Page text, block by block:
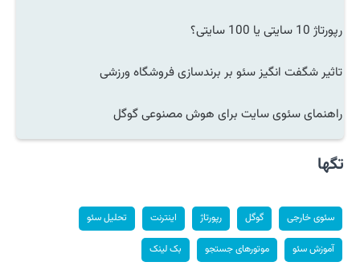
رپورتاژ 10 سایتی یا 100 سایتی؟
تاثیر شگفت انگیز سئو بر برندسازی فروشگاه ورزشی
راهنمای سئوی سایت برای هوش مصنوعی گوگل
تگها
سئوی خارجی گوگل رپورتاژ اینترنت تحلیل سئو
آموزش سئو موتورهای جستجو بک لینک